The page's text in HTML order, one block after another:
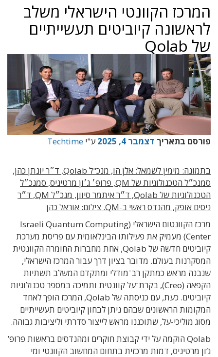
המרכז הקוונטי הישראלי משלב
לראשונה קיוביטים תעשייתיים
של Qolab
פורסם בתאריך דצמבר 4, 2025 ע"י Techtime
בתמונה: מימין לשמאל: אלן הו, מנכ"ל Qolab, ד״ר יונתן כהן,
סמנכ״ל הטכנולוגיות של QM, פרופ׳ ג׳ון מרטיניס, סמנכ״ל
הטכנולוגיות של Qolab, ד״ר איתמר סיוון, מנכ״ל QM, ד״ר
ניסים אופק, מהנדס ראשי ב-QM. צילום: אוראל כהן
מרכז הקוונטום הישראלי (Israeli Quantum Computing
Center) מעמיק את פעילותו הבינלאומית עם פריסת מערכת
קיוביטים חדשה של Qolab, אחת מחברות החומרה הקוונטית
המסקרנות בעולם. מדובר בציון דרך עבור המרכז הישראלי,
שנבנה מראש כמתקן רב־מודלי ומתקדם המשלב תשתיות
הקפאה (Creo), בקרת־על קוונטית ותמיכה במספר טכנולוגיות
קיוביטים. כעת, עם כניסתה של Qolab, המרכז הופך לאחד
המקומות הראשונים שבהם ניתן לבחון קיוביטים תעשייתיים
מסוג מוליכי-על, שתוכננו מראש לייצור סדרתי וליציבות גבוהה.
Qolab הוקמה על ידי קבוצת חוקרים ומהנדסים בראשות פרופ’
ג’ון מרטיניס, דמות מרכזית בתחום המחשוב הקוונטי ומי